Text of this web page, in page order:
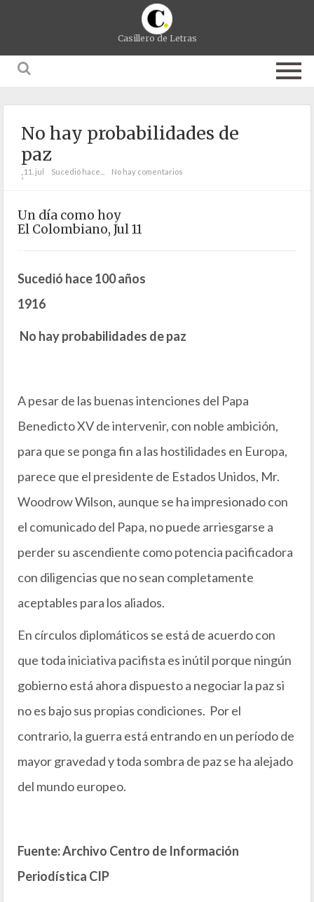
Casillero de Letras
No hay probabilidades de
paz
;11. jul Sucedió hace... No hay comentarios
Un día como hoy
El Colombiano, Jul 11
Sucedió hace 100 años
1916
No hay probabilidades de paz
A pesar de las buenas intenciones del Papa
Benedicto XV de intervenir, con noble ambición,
para que se ponga fin a las hostilidades en Europa,
parece que el presidente de Estados Unidos, Mr.
Woodrow Wilson, aunque se ha impresionado con
el comunicado del Papa, no puede arriesgarse a
perder su ascendiente como potencia pacificadora
con diligencias que no sean completamente
aceptables para los aliados.
En círculos diplomáticos se está de acuerdo con
que toda iniciativa pacifista es inútil porque ningún
gobierno está ahora dispuesto a negociar la paz si
no es bajo sus propias condiciones. Por el
contrario, la guerra está entrando en un período de
mayor gravedad y toda sombra de paz se ha alejado
del mundo europeo.
Fuente: Archivo Centro de Información
Periodística CIP